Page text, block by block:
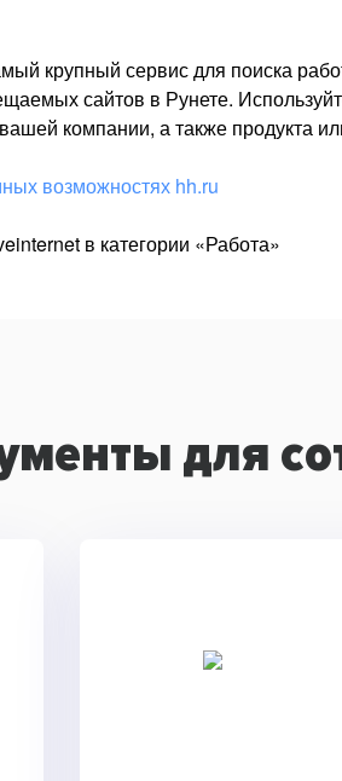
крупный сервис для поиска
сайтов в Рунете.
компании, а также продукта
возможностях hh.ru
в категории «Работа»
для